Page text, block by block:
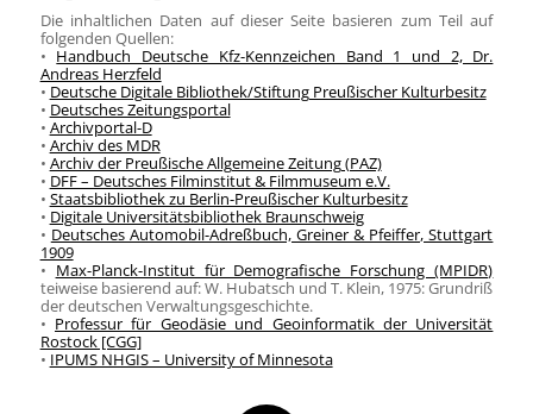
Die inhaltlichen Daten auf dieser Seite basieren zum Teil auf
folgenden Quellen:
• Handbuch Deutsche Kfz-Kennzeichen Band 1 und 2, Dr.
Andreas Herzfeld
• Deutsche Digitale Bibliothek/Stiftung Preußischer Kulturbesitz
• Deutsches Zeitungsportal
• Archivportal-D
• Archiv des MDR
• Archiv der Preußische Allgemeine Zeitung (PAZ)
• DFF – Deutsches Filminstitut & Filmmuseum e.V.
• Staatsbibliothek zu Berlin-Preußischer Kulturbesitz
• Digitale Universitätsbibliothek Braunschweig
• Deutsches Automobil-Adreßbuch, Greiner & Pfeiffer, Stuttgart
1909
• Max-Planck-Institut für Demografische Forschung (MPIDR)
teiweise basierend auf: W. Hubatsch und T. Klein, 1975: Grundriß
der deutschen Verwaltungsgeschichte.
• Professur für Geodäsie und Geoinformatik der Universität
Rostock [CGG]
• IPUMS NHGIS – University of Minnesota